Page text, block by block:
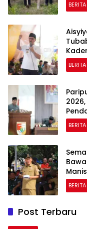
BERITA
BERITA
BERITA
Manis
BERITA
Post Terbaru